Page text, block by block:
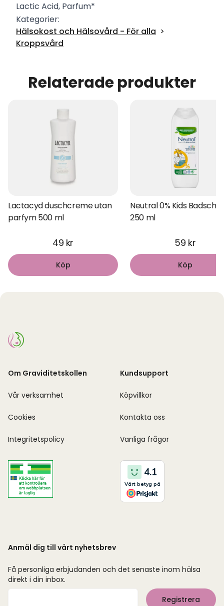
Lactic Acid, Parfum*
Kategorier:
Hälsokost och Hälsovård - För alla
Kroppsvård
Relaterade produkter
Lactacyd duschcreme utan
parfym 500 ml
49 kr
Köp
Neutral 0% Kids
250 ml
59 kr
Köp
Om Graviditetskollen
Vår verksamhet
Cookies
Integritetspolicy
Kundsupport
Köpvillkor
Kontakta oss
Vanliga frågor
Anmäl dig till vårt nyhetsbrev
Få personliga erbjudanden och det senaste inom hälsa
direkt i din inbox.
Registrera